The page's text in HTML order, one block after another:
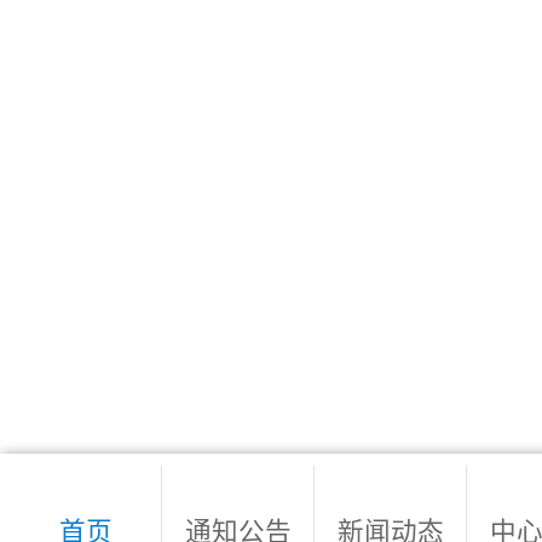
首页 通知公告 新闻动态 中